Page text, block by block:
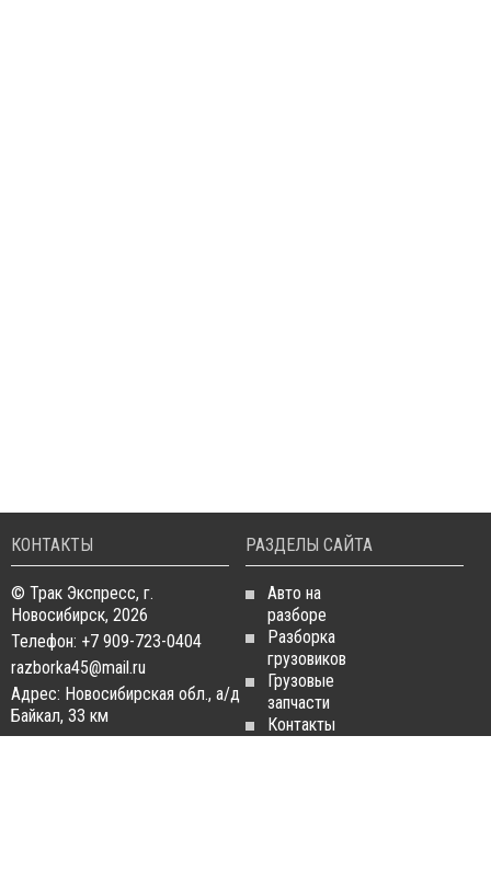
КОНТАКТЫ
© Трак Экспресс, г.
Новосибирск, 2026
Телефон: +7 909-723-0404
razborka45@mail.ru
Адрес: Новосибирская обл., а/д
Байкал, 33 км
РАЗДЕЛЫ САЙТА
Авто на
разборе
Разборка
грузовиков
Грузовые
запчасти
Контакты